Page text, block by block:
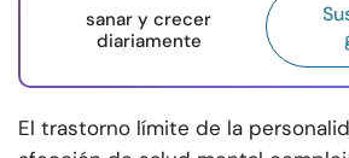
sanar y crecer
diariamente
El trastorno límite de la